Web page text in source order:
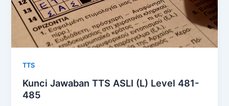
TTS
Kunci Jawaban TTS ASLI (L) Level 481-
485